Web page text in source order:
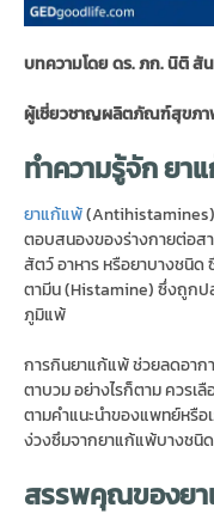
บทความโดย ดร. ภก. นิติ สั
ผู้เชี่ยวชาญผลิตภัณฑ์สุขภ
ทำความรู้จัก ยา
ยาแก้แพ้(Antihistamines)
ตอบสนองของร่างกายต่อส
สัตว์ อาหาร หรือยาบางชนิ
ตามีน (Histamine) ซึ่งถูกป
ภูมิแพ้
การกินยาแก้แพ้ ช่วยลดอาก
ตาบวม อย่างไรก็ตาม ควรเ
ตามคำแนะนำของแพทย์หรือ
ง่วงซึมจากยาแก้แพ้บางชนิด
สรรพคุณของย